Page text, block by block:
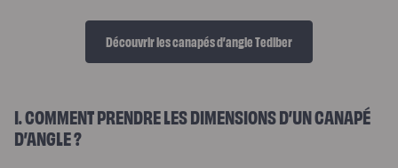
tapissier
Sommier
coffre
Découvrir les canapés d’angle Tediber
I. COMMENT PRENDRE LES DIMENSIONS D’UN CANAPÉ
D’ANGLE ?